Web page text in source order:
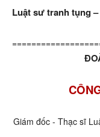
Luật sư tranh tụng
Giám đốc - Thạc sĩ